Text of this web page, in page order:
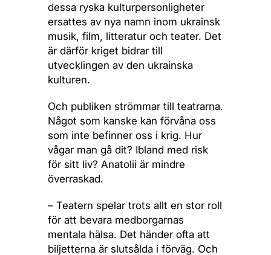
dessa ryska kulturpersonligheter
ersattes av nya namn inom ukrainsk
musik, film, litteratur och teater. Det
är därför kriget bidrar till
utvecklingen av den ukrainska
kulturen.
Och publiken strömmar till teatrarna.
Något som kanske kan förvåna oss
som inte befinner oss i krig. Hur
vågar man gå dit? Ibland med risk
för sitt liv? Anatolii är mindre
överraskad.
– Teatern spelar trots allt en stor roll
för att bevara medborgarnas
mentala hälsa. Det händer ofta att
biljetterna är slutsålda i förväg. Och